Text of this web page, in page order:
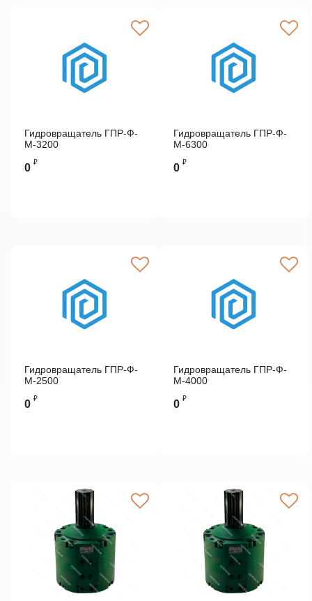
Гидровращатель ГПР-Ф-
М-3200
0 ₽
Гидровращатель ГПР-Ф-
М-6300
0 ₽
Гидровращатель ГПР-Ф-
М-2500
0 ₽
Гидровращатель ГПР-Ф-
М-4000
0 ₽